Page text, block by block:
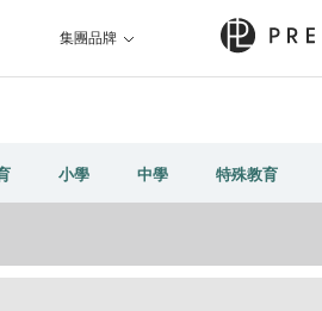
集團品牌
小學 中學 特殊教育